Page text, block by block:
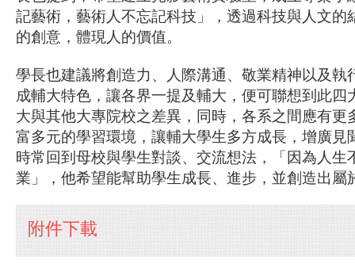
記藝術，藝術人不忘記科技」，透過科技與人文的
的創意，體現人的價值。
學長也建議將創造力、人際溝通、敬業精神以及執
成輔大特色，讓各界一提及輔大，便可聯想到此四
大與其他大專院校之差異，同時，各系之間應有更
富多元的學習環境，讓輔大學生多方成長，增廣見
時常回到母校與學生對談、交流想法，「因為人生
業」，他希望能幫助學生成長、進步，並創造出屬
附件下載